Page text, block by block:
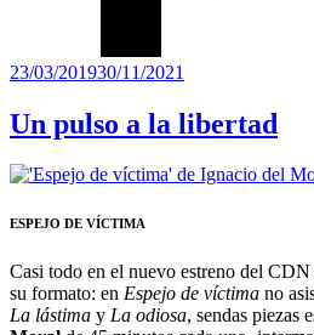
Publicado
23/03/201930/11/2021
Un pulso a la libertad
ESPEJO DE VÍCTIMA
Casi todo en el nuevo estreno del
su formato: en Espejo de víctima no
La lástima y La odiosa, sendas piezas